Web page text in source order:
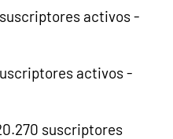
activos -
activos -
suscriptores